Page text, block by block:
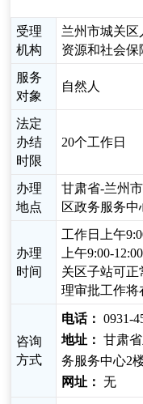
受理
机构
兰州市城关区
资源和社会保
服务
对象
自然人
法定
办结
时限
20个工作日
办理
地点
甘肃省-兰州
区政务服务中
办理
时间
工作日上午
上午9:00-
关区子站可
理审批工作
咨询
方式
电话： 0931-
地址： 甘肃
务服务中心2
网址： 无